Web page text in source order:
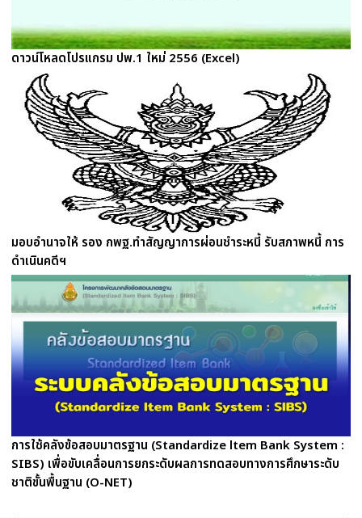
ดาวน์โหลดโปรแกรม ปพ.1 ใหม่ 2556 (Excel)
มอบอำนาจให้ รอง กพฐ.ทำสัญญาการผ่อนชำระหนี้ รับสภาพหนี้ การ
ดำเนินคดีฯ
การใช้คลังข้อสอบมาตรฐาน (Standardize ltem Bank System :
SIBS) เพื่อขับเคลื่อนการยกระดับผลการทดสอบทางการศึกษาระดับ
ชาติขั้นพื้นฐาน (O-NET)